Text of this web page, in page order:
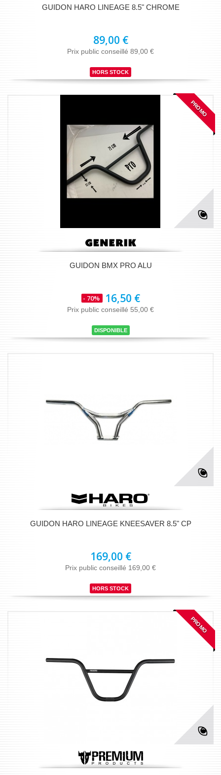
GUIDON HARO LINEAGE 8.5" CHROME
89,00 €
Prix public conseillé 89,00 €
HORS STOCK
PROMO
GUIDON BMX PRO ALU
- 70% 16,50 €
Prix public conseillé 55,00 €
DISPONIBLE
GUIDON HARO LINEAGE KNEESAVER 8.5" CP
169,00 €
Prix public conseillé 169,00 €
HORS STOCK
PROMO